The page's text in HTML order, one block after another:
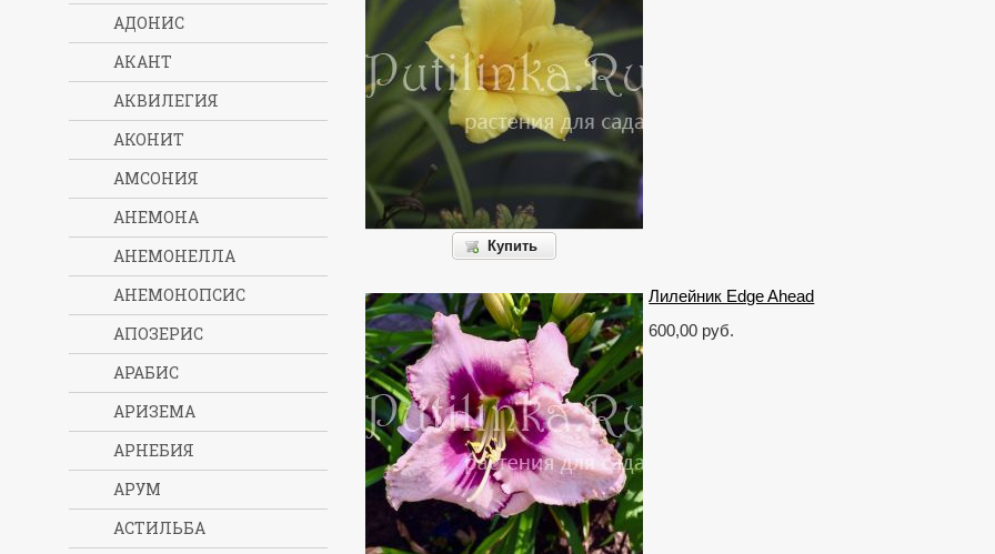
Купить
Лилейник Edge Ahead
600,00 руб.
АДОНИС
АКАНТ
АКВИЛЕГИЯ
АКОНИТ
АМСОНИЯ
АНЕМОНА
АНЕМОНЕЛЛА
АНЕМОНОПСИС
АПОЗЕРИС
АРАБИС
АРИЗЕМА
АРНЕБИЯ
АРУМ
АСТИЛЬБА